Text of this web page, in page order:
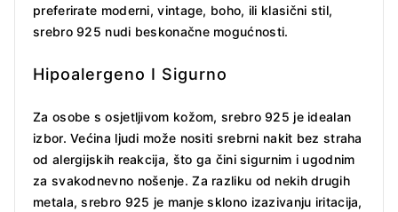
preferirate moderni, vintage, boho, ili klasični stil,
srebro 925 nudi beskonačne mogućnosti.
Hipoalergeno I Sigurno
Za osobe s osjetljivom kožom, srebro 925 je idealan
izbor. Većina ljudi može nositi srebrni nakit bez straha
od alergijskih reakcija, što ga čini sigurnim i ugodnim
za svakodnevno nošenje. Za razliku od nekih drugih
metala, srebro 925 je manje sklono izazivanju iritacija,